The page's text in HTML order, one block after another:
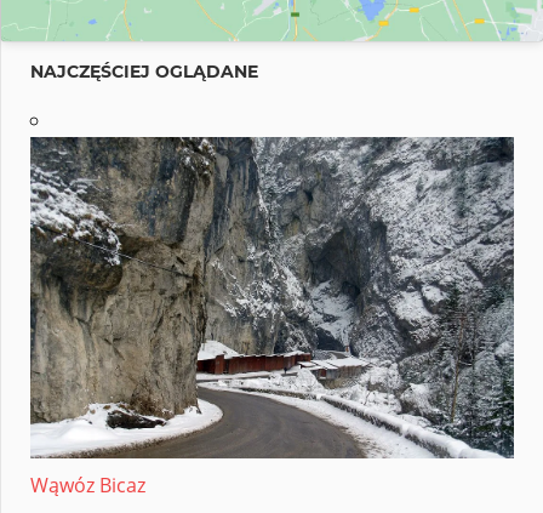
NAJCZĘŚCIEJ OGLĄDANE
Wąwóz Bicaz